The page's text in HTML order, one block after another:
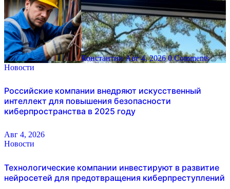
КонстантинАвг 4, 2026 0 Comments
Новости
Российские компании внедряют искусственный
интеллект для повышения безопасности
киберпространства в 2025 году
Авг 4, 2026
Новости
Технологические компании инвестируют в развитие
нейросетей для предотвращения киберпреступлений